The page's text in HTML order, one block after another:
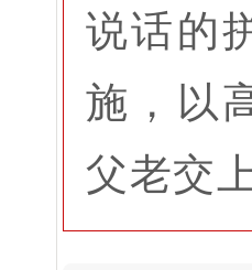
说话的
施，以
父老交